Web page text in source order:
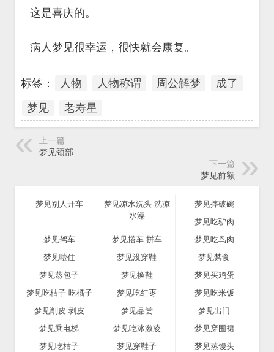
这是喜庆的。
病人梦见很幸运，很快就会康复。
标签： 人物 人物称谓 周公解梦
成了
梦见
老寿星
上一篇
梦见颈部
下一篇
梦见前额
梦见别人开车
梦见凉水洗头 洗凉
水澡
梦见摔破碗
梦见吃驴肉
梦见驾车
梦见撘车 拼车
梦见吃鸟肉
梦见噎住
梦见没穿鞋
梦见禁食
梦见蒸包子
梦见换鞋
梦见买鸡蛋
梦见吃桔子 吃橘子
梦见吃红枣
梦见吃米饭
梦见削皮 剥皮
梦见品尝
梦见出门
梦见乘电梯
梦见吃冰激凌
梦见穿围裙
梦见吃桔子
梦见穿鞋子
梦见蒸馒头